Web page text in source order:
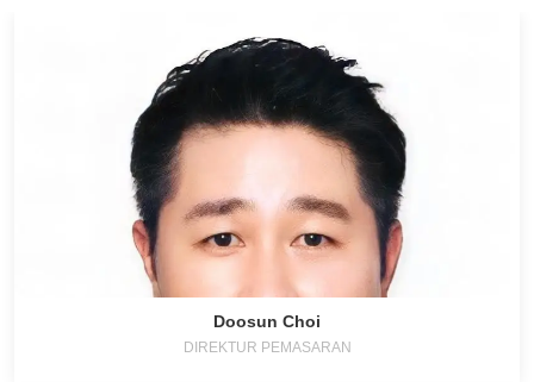
Doosun Choi
DIREKTUR PEMASARAN